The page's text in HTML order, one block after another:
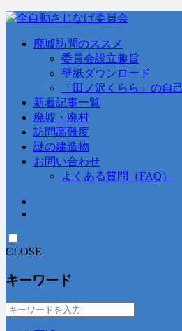
廃墟訪問のススメ
委員会設立趣旨
壁紙ダウンロード
「田ノ沢くらら」の自
新着記事一覧
廃墟・廃村
訪問高難度
謎の建造物
お問い合わせ
よくある質問（FAQ）
CLOSE
キーワード